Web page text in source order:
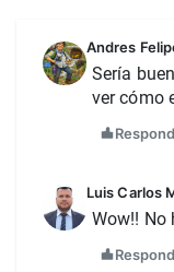
Andres
Sería
ver cómo
Luis Carlos
Wow!! No